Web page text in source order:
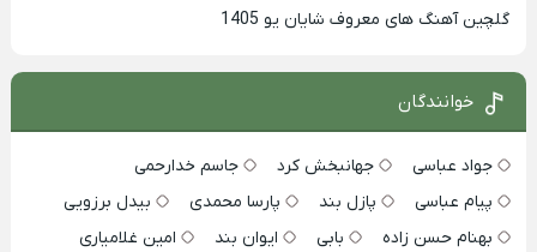
گلچین آهنگ های معروف شایان یو 1405
خوانندگان
جواد عباسی جهانبخش کرد
جاسم خدارحمی
پیام عباسی
پازل بند پارسا محمدی
بیدل برزویی
بهنام حسن زاده
بابی ایوان بند
امین غلامیاری